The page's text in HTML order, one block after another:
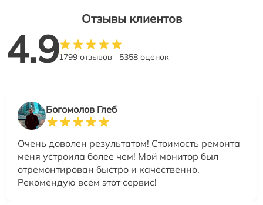
Отзывы клиентов
4.91799 отзывов 5358 оценок
Богомолов Глеб
Очень доволен результатом! Стоимость ремонта
меня устроила более чем! Мой монитор был
отремонтирован быстро и качественно.
Рекомендую всем этот сервис!